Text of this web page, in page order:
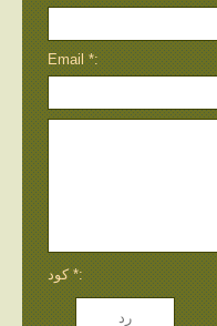
Email *:
كود *: